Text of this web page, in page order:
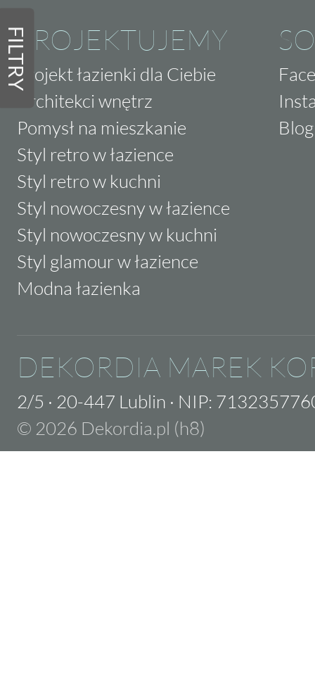
FILTRYPROJEKTUJEMY
Projekt łazienki dla Ciebie
Architekci wnętrz
Pomysł na mieszkanie
Styl retro w łazience
Styl retro w kuchni
Styl nowoczesny w łazience
Styl nowoczesny w kuchni
Styl glamour w łazience
Modna łazienka
Blog
DEKORDIA MAREK
2/5 · 20-447 Lublin · NIP:
© 2026 Dekordia.pl (h8)